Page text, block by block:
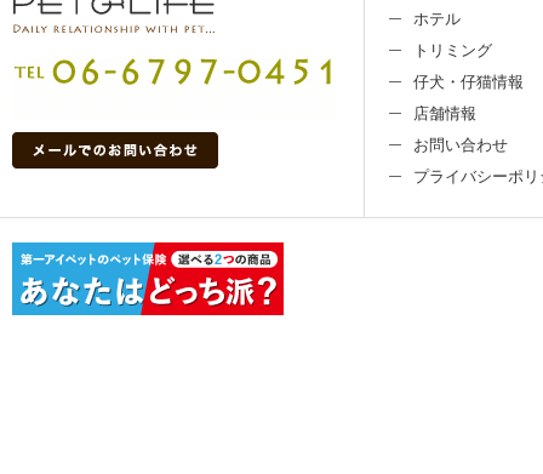
ホテル
トリミング
仔犬・仔猫情報
店舗情報
お問い合わせ
プライバシーポリ